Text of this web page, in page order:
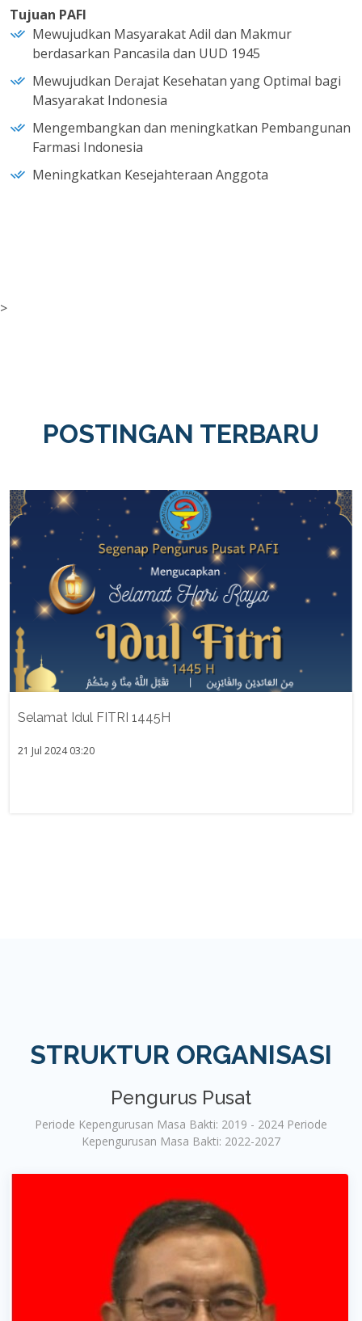
Tujuan PAFI
Mewujudkan Masyarakat Adil dan Makmur
berdasarkan Pancasila dan UUD 1945
Mewujudkan Derajat Kesehatan yang Optimal bagi
Masyarakat Indonesia
Mengembangkan dan meningkatkan Pembangunan
Farmasi Indonesia
Meningkatkan Kesejahteraan Anggota
>
POSTINGAN TERBARU
Selamat Idul FITRI 1445H
21 Jul 2024 03:20
STRUKTUR ORGANISASI
Pengurus Pusat
Periode Kepengurusan Masa Bakti: 2019 - 2024 Periode
Kepengurusan Masa Bakti: 2022-2027